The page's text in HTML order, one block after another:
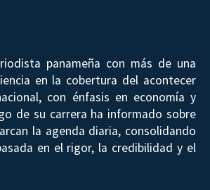
panameña con más de una
en la cobertura del acontecer
con énfasis en economía y
de su carrera ha informado sobre
la agenda diaria, consolidando
en el rigor, la credibilidad y el